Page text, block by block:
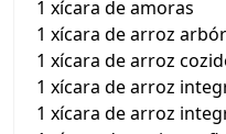
1 xícara de amoras
1 xícara de arroz
1 xícara de arroz
1 xícara de arroz
1 xícara de arroz